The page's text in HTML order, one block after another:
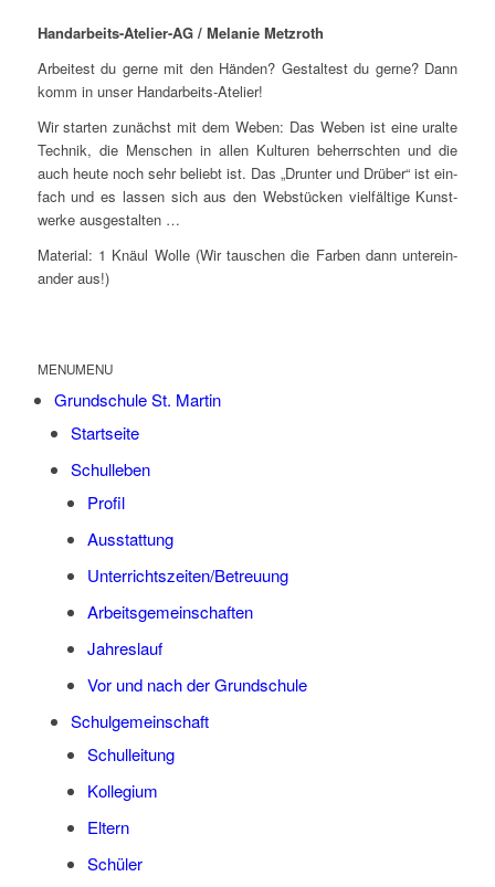
Hand­ar­beits-Ate­lier-AG / Mela­nie Metzroth
Arbei­test du ger­ne mit den Hän­den? Gestal­test du ger­ne? Dann
komm in unser Handarbeits-Atelier!
Wir star­ten zunächst mit dem Weben: Das Weben ist eine uralte
Tech­nik, die Men­schen in allen Kul­tu­ren beherrsch­ten und die
auch heu­te noch sehr beliebt ist. Das „Drun­ter und Drü­ber“ ist ein­
fach und es las­sen sich aus den Web­stü­cken viel­fäl­ti­ge Kunst­
wer­ke ausgestalten …
Mate­ri­al: 1 Knäul Wol­le (Wir tau­schen die Far­ben dann unter­ein­
an­der aus!)
MENUMENU
Grund­schu­le St. Martin
Start­sei­te
Schul­le­ben
Pro­fil
Aus­stat­tung
Unterrichtszeiten/Betreuung
Arbeits­ge­mein­schaf­ten
Jah­res­lauf
Vor und nach der Grundschule
Schul­ge­mein­schaft
Schul­lei­tung
Kol­le­gi­um
Eltern
Schü­ler